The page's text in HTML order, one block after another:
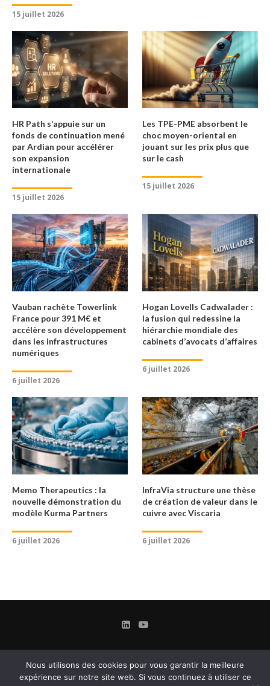
15 juillet 2026
HR Path s’appuie sur un
fonds de continuation mené
par Ardian pour accélérer
son expansion
internationale
15 juillet 2026
Les TPE-PME absorbent le
choc moyen-oriental en
jouant sur les prix plus que
sur le cash
15 juillet 2026
Vauban rachète Towerlink
France pour 391 M€ et
accélère son développement
dans les infrastructures
numériques
6 juillet 2026
Hogan Lovells Cadwalader :
la fusion qui redessine la
hiérarchie mondiale des
cabinets d’avocats d’affaires
6 juillet 2026
Memo Therapeutics : la
nouvelle démonstration du
modèle Kurma Partners
6 juillet 2026
InfraVia structure une thèse
de création de valeur dans le
cuivre avec Viscaria
6 juillet 2026
Nous utilisons des cookies pour vous garantir la meilleure
expérience sur notre site web. Si vous continuez à utiliser ce